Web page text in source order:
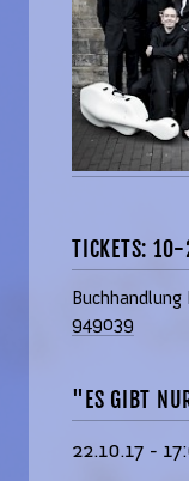
TICKETS:
949039
"ES GIBT
22.10.17 -